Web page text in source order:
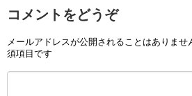
コメントをどうぞ
メールアドレスが公開されることはありませ
須項目です